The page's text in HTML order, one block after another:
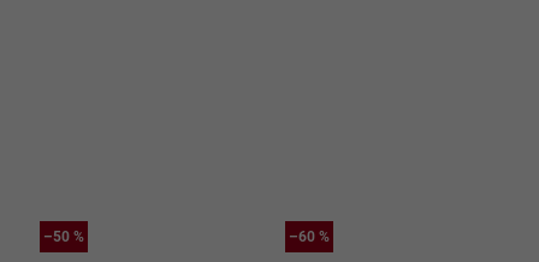
–50 % –60 %